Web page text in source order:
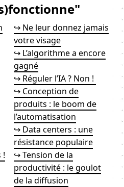
!
↪ Ne leur donnez jamais
votre visage
↪ L’algorithme a encore
gagné
↪ Réguler l’IA ? Non !
↪ Conception de
produits : le boom de
l’automatisation
↪ Data centers : une
résistance populaire
↪ Tension de la
productivité : le goulot
de la diffusion